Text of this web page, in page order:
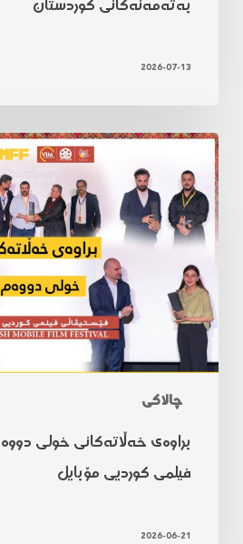
بەتەمەنەکانی کوردستان
2026-07-13
چالاکی
براوەی خەڵاتەکانی خولی
فیلمی کوردیی مۆبایل
2026-06-21